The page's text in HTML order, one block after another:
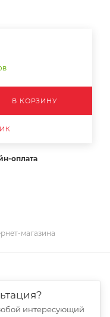
В КОРЗИНУ
оплата
магазина
интересующий